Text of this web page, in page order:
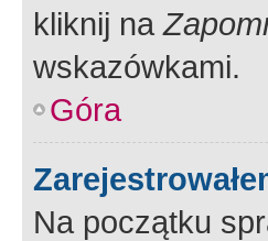
kliknij na
wskazówkami.
Góra
Na początku